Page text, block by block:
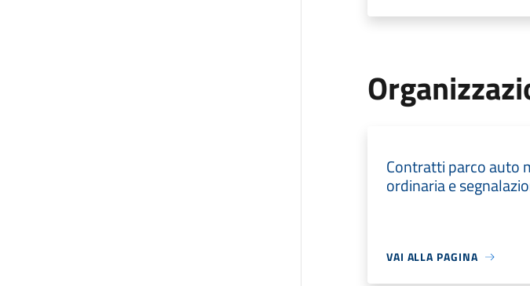
Contratti parco auto
ordinaria e
VAI ALLA PAGINA